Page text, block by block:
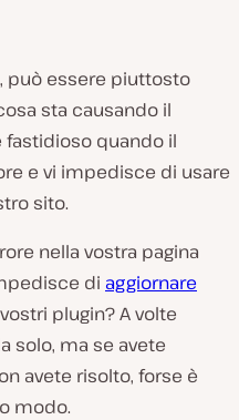
può essere piuttosto
sta causando il
quando il
e vi impedisce di usare
sito.
nella vostra pagina
di aggiornare
plugin? A volte
solo, ma se avete
avete risolto, forse è
modo.